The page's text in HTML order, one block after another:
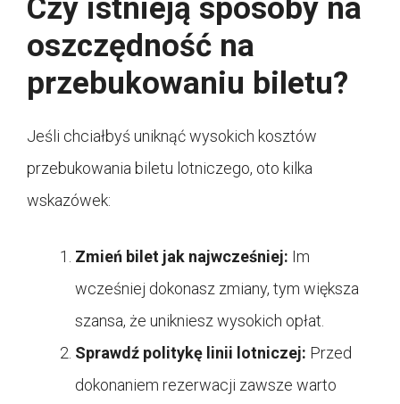
Czy istnieją sposoby na
oszczędność na
przebukowaniu biletu?
Jeśli chciałbyś uniknąć wysokich kosztów
przebukowania biletu lotniczego, oto kilka
wskazówek:
Zmień bilet jak najwcześniej: Im
wcześniej dokonasz zmiany, tym większa
szansa, że unikniesz wysokich opłat.
Sprawdź politykę linii lotniczej: Przed
dokonaniem rezerwacji zawsze warto